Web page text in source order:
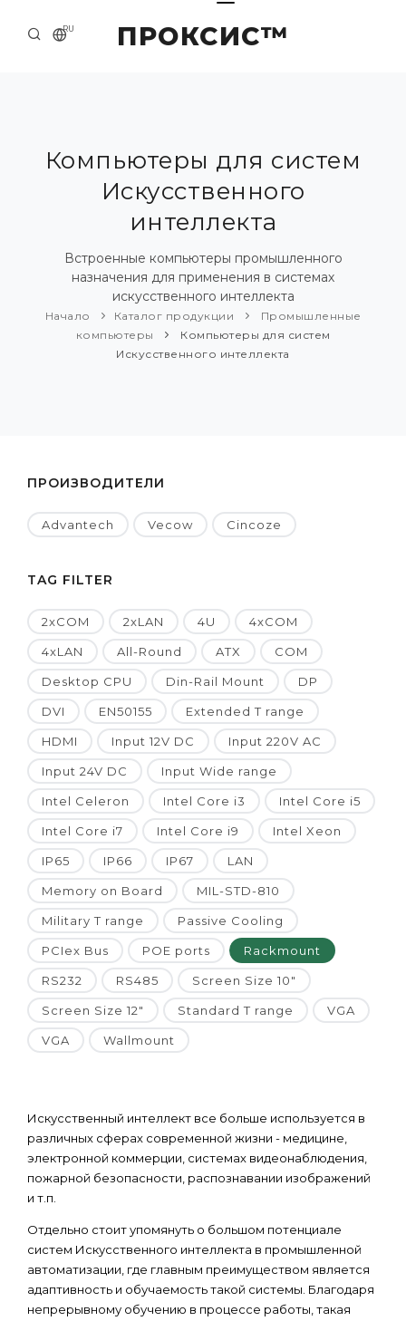
ПРОКСИС™
RU
О КОМПАНИИ
ПРИМЕРЫ И РЕШЕНИЯ
КАТАЛОГ ПРОДУКЦИИ
ПРЕСС-ЦЕНТР
Компьютеры для систем
Искусственного
интеллекта
Встроенные компьютеры промышленного
назначения для применения в системах
искусственного интеллекта
Начало Каталог продукции
Промышленные
компьютеры
Компьютеры для систем
Искусственного интеллекта
ПРОИЗВОДИТЕЛИ
Advantech Vecow Cincoze
TAG FILTER
2xCOM 2xLAN 4U 4xCOM
4xLAN All-Round ATX COM
Desktop CPU Din-Rail Mount DP
DVI EN50155 Extended T range
HDMI Input 12V DC Input 220V AC
Input 24V DC Input Wide range
Intel Celeron Intel Core i3 Intel Core i5
Intel Core i7 Intel Core i9 Intel Xeon
IP65 IP66 IP67 LAN
Memory on Board MIL-STD-810
Military T range Passive Cooling
PCIex Bus POE ports Rackmount
RS232 RS485 Screen Size 10"
Screen Size 12" Standard T range VGA
VGA Wallmount
Искусственный интеллект все больше используется в
различных сферах современной жизни - медицине,
электронной коммерции, системах видеонаблюдения,
пожарной безопасности, распознавании изображений
и т.п.
Отдельно стоит упомянуть о большом потенциале
систем Искусственного интеллекта в промышленной
автоматизации, где главным преимуществом является
адаптивность и обучаемость такой системы. Благодаря
непрерывному обучению в процессе работы, такая